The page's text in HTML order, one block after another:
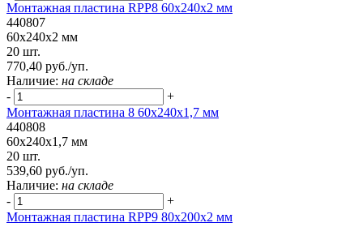
Монтажная пластина RPP8 60x240x2 мм
440807
60x240x2 мм
20 шт.
770,40 руб./уп.
Наличие: на складе
-
+
Монтажная пластина 8 60x240x1,7 мм
440808
60x240x1,7 мм
20 шт.
539,60 руб./уп.
Наличие: на складе
-
+
Монтажная пластина RPP9 80x200x2 мм